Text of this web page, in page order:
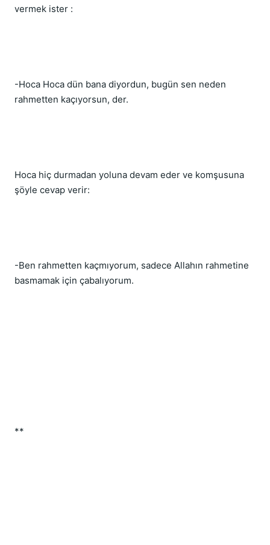
vermek ister :
-Hoca Hoca dün bana diyordun, bugün sen neden
rahmetten kaçıyorsun, der.
Hoca hiç durmadan yoluna devam eder ve komşusuna
şöyle cevap verir:
-Ben rahmetten kaçmıyorum, sadece Allahın rahmetine
basmamak için çabalıyorum.
**